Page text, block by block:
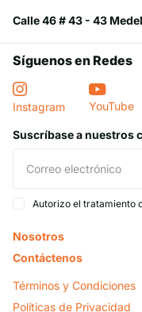
Calle 46 # 43 - 43
Síguenos en Redes
Instagram YouTube
Suscríbase a nuestros
Autorizo el tratamiento
Nosotros
Contáctenos
Términos y Condiciones
Políticas de Privacidad